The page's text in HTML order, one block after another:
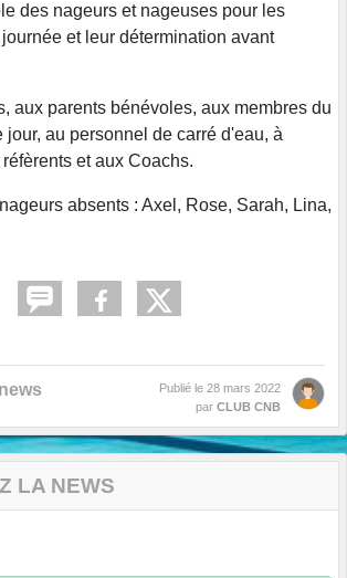
des nageurs et nageuses pour les
et leur détermination avant
aux parents bénévoles, aux membres du
jour, au personnel de carré d'eau, à
et aux Coachs.
absents : Axel, Rose, Sarah, Lina,
Publié le 28 mars 2022
par CLUB CNB
LA NEWS